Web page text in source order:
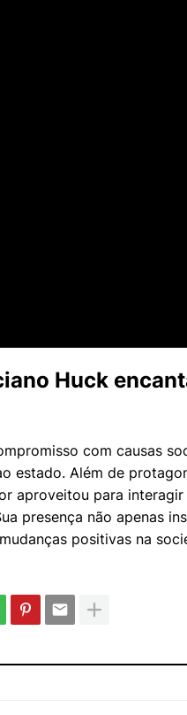
Huck
com causas
estado. Além de
aproveitou para
presença não apenas
positivas na